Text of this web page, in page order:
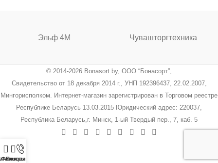
Эльф 4М Чувашторгтехника
© 2014-2026 Bonasort.by, ООО “Бонасорт”,
Свидетельство от 18 декабря 2014 г., УНП 192396437, 22.02.2007,
Мингорисполком. Интернет-магазин зарегистрирован в Торговом реестре
Республике Беларусь 13.03.2015 Юридический адрес: 220037,
Республика Беларусь,г. Минск, 1-ый Твердый пер., 7, каб. 5
Фильтры
Позвонить